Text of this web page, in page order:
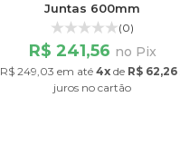
Juntas 600mm
(0)
R$ 241,56 no Pix
R$ 249,03 em até 4xde R$ 62,26
juros no cartão